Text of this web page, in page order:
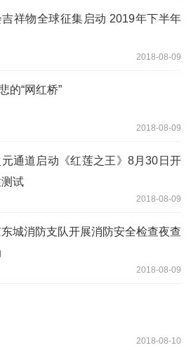
祥物全球征集启动 2019年下半年
2018-08-09
的“网红桥”
2018-08-09
通道启动《红莲之王》8月30日开
试
2018-08-09
城消防支队开展消防安全检查夜查
2018-08-09
2018-08-10